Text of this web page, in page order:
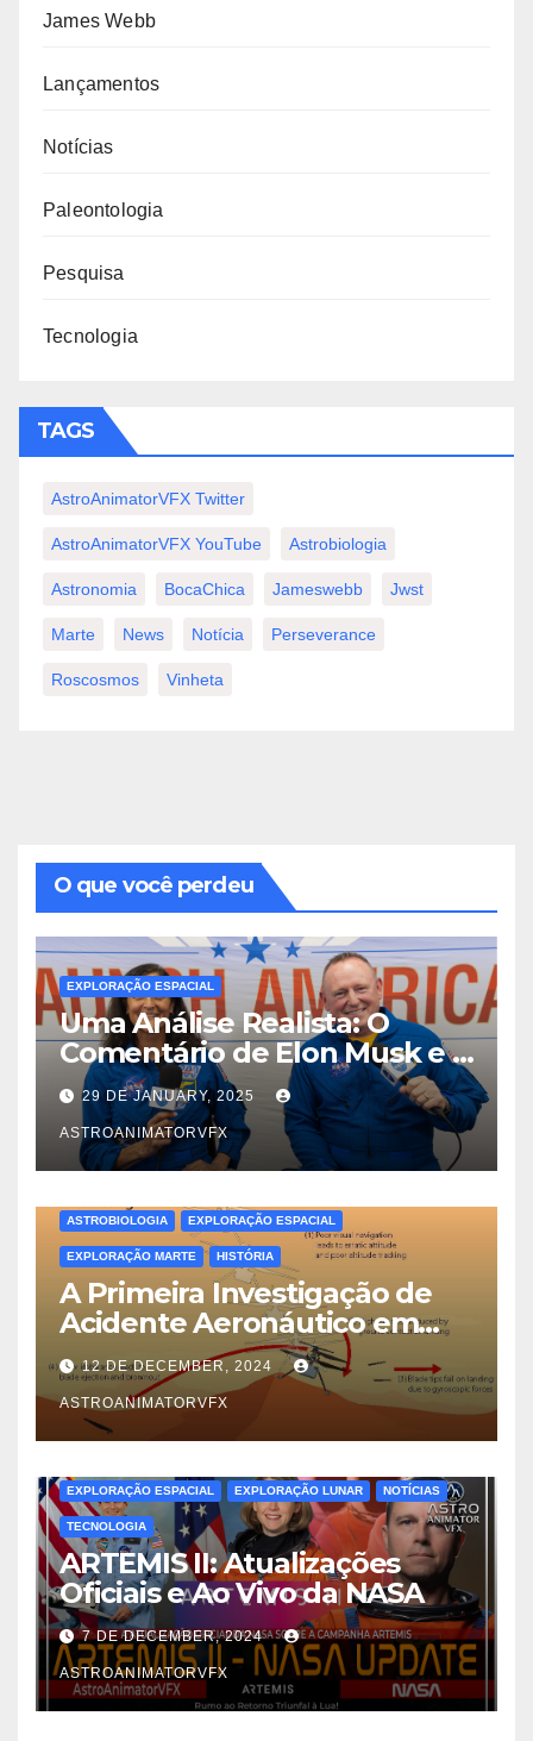
James Webb
Lançamentos
Notícias
Paleontologia
Pesquisa
Tecnologia
TAGS
AstroAnimatorVFX Twitter
AstroAnimatorVFX YouTube Astrobiologia
Astronomia BocaChica Jameswebb Jwst
Marte News Notícia Perseverance
Roscosmos Vinheta
O que você perdeu
EXPLORAÇÃO ESPACIAL
Uma Análise Realista: O
Comentário de Elon Musk e a
Verdadeira Dinâmica das
Trocas de Tripulação no Voo
Espacial
29 DE JANUARY, 2025
ASTROANIMATORVFX
ASTROBIOLOGIA EXPLORAÇÃO ESPACIAL
EXPLORAÇÃO MARTE HISTÓRIA
A Primeira Investigação de
Acidente Aeronáutico em
Outro Mundo: Lições do
Ingenuity em Marte
12 DE DECEMBER, 2024
ASTROANIMATORVFX
EXPLORAÇÃO ESPACIAL EXPLORAÇÃO LUNAR NOTÍCIAS
TECNOLOGIA
ARTEMIS II: Atualizações
Oficiais e Ao Vivo da NASA
7 DE DECEMBER, 2024
ASTROANIMATORVFX